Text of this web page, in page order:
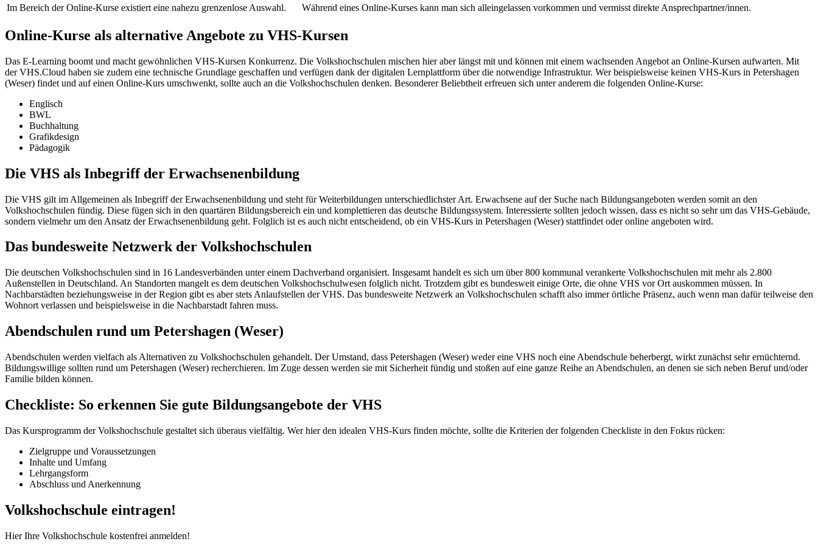
Im Bereich der Online-Kurse existiert eine nahezu grenzenlose Auswahl.
Während eines Online-Kurses kann man sich alleingelassen vorkommen und vermisst direkte Ansprechpartner/innen.
Online-Kurse als alternative Angebote zu VHS-Kursen
Das E-Learning boomt und macht gewöhnlichen VHS-Kursen Konkurrenz. Die Volkshochschulen mischen hier aber längst mit und können mit einem wachsenden Angebot an Online-Kursen aufwarten. Mit
der VHS.Cloud haben sie zudem eine technische Grundlage geschaffen und verfügen dank der digitalen Lernplattform über die notwendige Infrastruktur. Wer beispielsweise keinen VHS-Kurs in Petershagen
(Weser) findet und auf einen Online-Kurs umschwenkt, sollte auch an die Volkshochschulen denken. Besonderer Beliebtheit erfreuen sich unter anderem die folgenden Online-Kurse:
Englisch
BWL
Buchhaltung
Grafikdesign
Pädagogik
Die VHS als Inbegriff der Erwachsenenbildung
Die VHS gilt im Allgemeinen als Inbegriff der Erwachsenenbildung und steht für Weiterbildungen unterschiedlichster Art. Erwachsene auf der Suche nach Bildungsangeboten werden somit an den
Volkshochschulen fündig. Diese fügen sich in den quartären Bildungsbereich ein und komplettieren das deutsche Bildungssystem. Interessierte sollten jedoch wissen, dass es nicht so sehr um das VHS-Gebäude,
sondern vielmehr um den Ansatz der Erwachsenenbildung geht. Folglich ist es auch nicht entscheidend, ob ein VHS-Kurs in Petershagen (Weser) stattfindet oder online angeboten wird.
Das bundesweite Netzwerk der Volkshochschulen
Die deutschen Volkshochschulen sind in 16 Landesverbänden unter einem Dachverband organisiert. Insgesamt handelt es sich um über 800 kommunal verankerte Volkshochschulen mit mehr als 2.800
Außenstellen in Deutschland. An Standorten mangelt es dem deutschen Volkshochschulwesen folglich nicht. Trotzdem gibt es bundesweit einige Orte, die ohne VHS vor Ort auskommen müssen. In
Nachbarstädten beziehungsweise in der Region gibt es aber stets Anlaufstellen der VHS. Das bundesweite Netzwerk an Volkshochschulen schafft also immer örtliche Präsenz, auch wenn man dafür teilweise den
Wohnort verlassen und beispielsweise in die Nachbarstadt fahren muss.
Abendschulen rund um Petershagen (Weser)
Abendschulen werden vielfach als Alternativen zu Volkshochschulen gehandelt. Der Umstand, dass Petershagen (Weser) weder eine VHS noch eine Abendschule beherbergt, wirkt zunächst sehr ernüchternd.
Bildungswillige sollten rund um Petershagen (Weser) recherchieren. Im Zuge dessen werden sie mit Sicherheit fündig und stoßen auf eine ganze Reihe an Abendschulen, an denen sie sich neben Beruf und/oder
Familie bilden können.
Checkliste: So erkennen Sie gute Bildungsangebote der VHS
Das Kursprogramm der Volkshochschule gestaltet sich überaus vielfältig. Wer hier den idealen VHS-Kurs finden möchte, sollte die Kriterien der folgenden Checkliste in den Fokus rücken:
Zielgruppe und Voraussetzungen
Inhalte und Umfang
Lehrgangsform
Abschluss und Anerkennung
Volkshochschule eintragen!
Hier Ihre Volkshochschule kostenfrei anmelden!